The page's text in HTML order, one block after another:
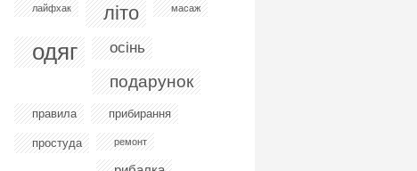
лайфхак літо масаж
одяг осінь
подарунок
правила прибирання
простуда ремонт